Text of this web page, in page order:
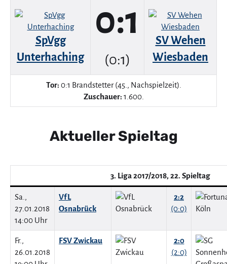
SpVgg
Unterhaching
0:1
(0:1)
SV Wehen
Wiesbaden
Tor: 0:1 Brandstetter (45., Nachspielzeit).
Zuschauer: 1.600.
Aktueller Spieltag
3. Liga 2017/2018, 22. Spieltag
Sa.,
27.01.2018
14:00 Uhr
VfL
Osnabrück
2:2
(0:0)
Fr.,
26.01.2018
FSV Zwickau
2:0
(2:0)